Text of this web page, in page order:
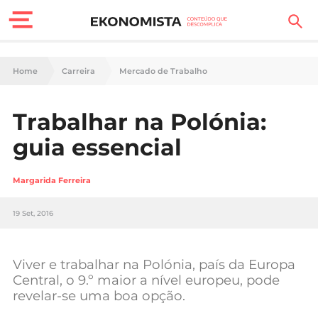
Finanças Pessoais
Carreira
Casa
Tecnologia
Negócios
Home Carreira Mercado de Trabalho
Trabalhar na Polónia:
guia essencial
Margarida Ferreira
19 Set, 2016
Viver e trabalhar na Polónia, país da Europa
Central, o 9.º maior a nível europeu, pode
revelar-se uma boa opção.